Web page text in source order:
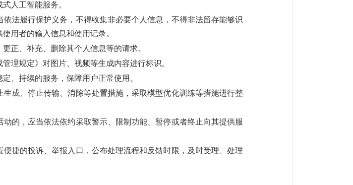
人工智能服务。
法履行保护义务，不得收集非必要个人信息，不得非法留存能够识
用者的输入信息和使用记录。
正、补充、删除其个人信息等的请求。
规定》对图片、视频等生成内容进行标识。
、持续的服务，保障用户正常使用。
成、停止传输、消除等处置措施，采取模型优化训练等措施进行整
的，应当依法依约采取警示、限制功能、暂停或者终止向其提供服
捷的投诉、举报入口，公布处理流程和反馈时限，及时受理、处理